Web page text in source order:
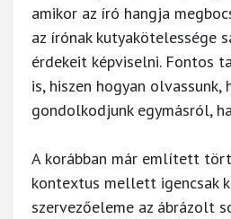
amikor az író hangja
az írónak kutyakötelessége
érdekeit képviselni. Fontos
is, hiszen hogyan olvassunk,
gondolkodjunk egymásról,
A korábban már említett
kontextus mellett igencsak
szervezőeleme az ábrázolt